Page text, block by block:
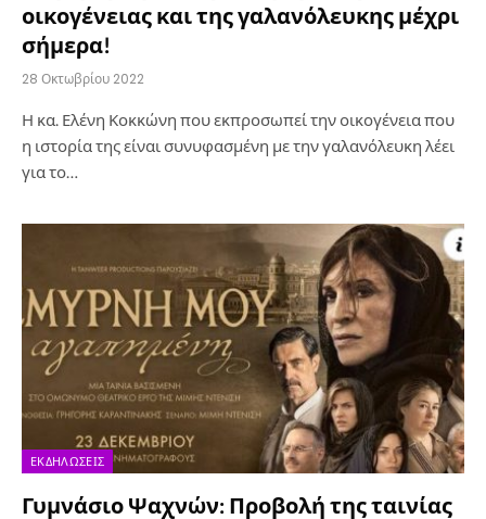
οικογένειας και της γαλανόλευκης μέχρι
σήμερα!
28 Οκτωβρίου 2022
Η κα. Ελένη Κοκκώνη που εκπροσωπεί την οικογένεια που
η ιστορία της είναι συνυφασμένη με την γαλανόλευκη λέει
για το…
ΕΚΔΗΛΏΣΕΙΣ
Γυμνάσιο Ψαχνών: Προβολή της ταινίας